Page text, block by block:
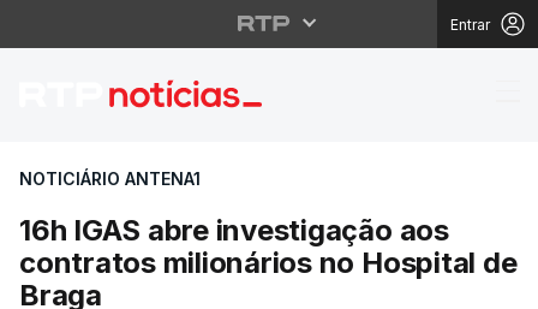
Entrar
16h IGAS abre
NOTICIÁRIO ANTENA1
16h IGAS abre investigação aos
contratos milionários no Hospital de
Braga